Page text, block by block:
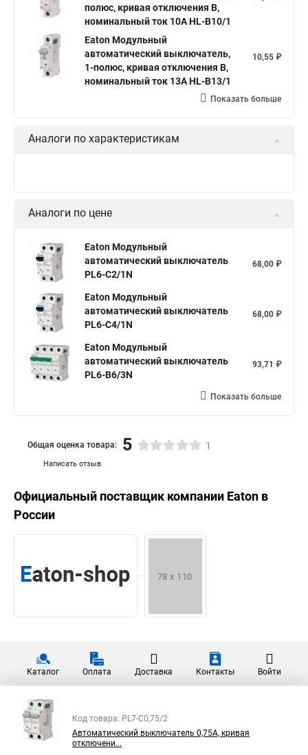
полюс, кривая отключения B,
номинальный ток 10А HL-B10/1
Eaton Модульный
автоматический выключатель,
1-полюс, кривая отключения B,
номинальный ток 13А HL-B13/1
10,55 ₽
Показать больше
Аналоги по характеристикам
Аналоги по цене
Eaton Модульный
автоматический выключатель
PL6-C2/1N
68,00 ₽
Eaton Модульный
автоматический выключатель
PL6-C4/1N
68,00 ₽
Eaton Модульный
автоматический выключатель
PL6-B6/3N
93,71 ₽
Показать больше
Написать отзыв
Общая оценка товара: 5 1
Официальный поставщик компании Eaton в
России
Каталог Оплата Доставка Контакты Войти
Код товара: PL7-C0,75/2
Автоматический выключатель 0,75А, кривая
отключени...